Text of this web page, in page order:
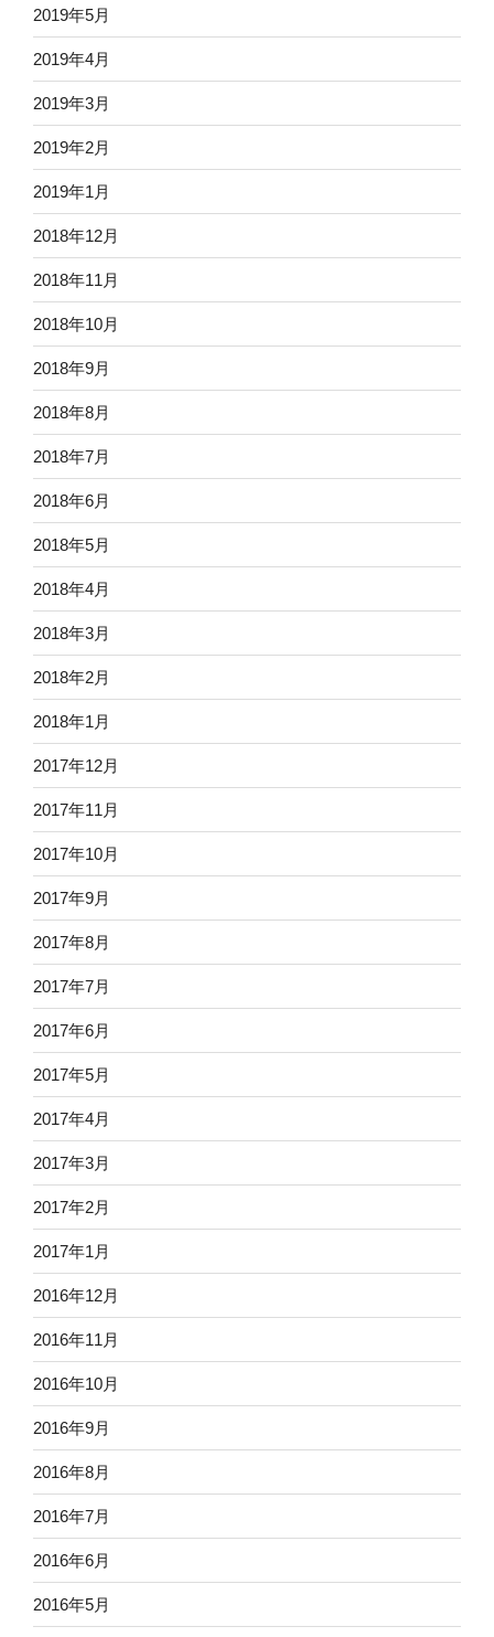
2019年5月
2019年4月
2019年3月
2019年2月
2019年1月
2018年12月
2018年11月
2018年10月
2018年9月
2018年8月
2018年7月
2018年6月
2018年5月
2018年4月
2018年3月
2018年2月
2018年1月
2017年12月
2017年11月
2017年10月
2017年9月
2017年8月
2017年7月
2017年6月
2017年5月
2017年4月
2017年3月
2017年2月
2017年1月
2016年12月
2016年11月
2016年10月
2016年9月
2016年8月
2016年7月
2016年6月
2016年5月